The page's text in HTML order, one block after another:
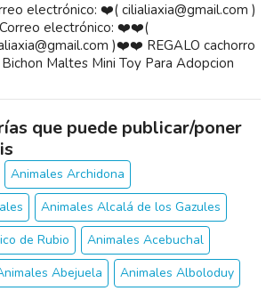
electrónico: ❤️( cilialiaxia@gmail.com )
electrónico: ❤️❤️(
)❤️❤️ REGALO cachorro
Maltes Mini Toy Para Adopcion
REGALO cachorro
Bich... que puede publicar/poner
Animales Archidona
Animales Alcalá de los Gazules
de Rubio
Animales Acebuchal
Abejuela Animales Alboloduy